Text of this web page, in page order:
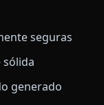
seguras
generado